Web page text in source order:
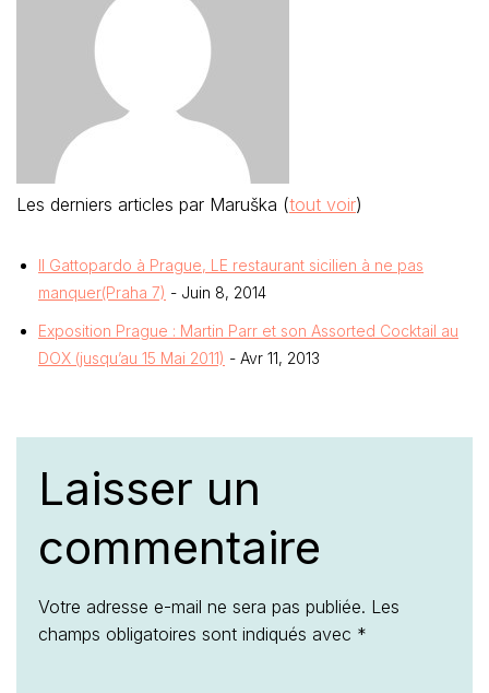
Les derniers articles par Maruška (tout voir)
Il Gattopardo à Prague, LE restaurant sicilien à ne pas
manquer(Praha 7) - Juin 8, 2014
Exposition Prague : Martin Parr et son Assorted Cocktail au
DOX (jusqu’au 15 Mai 2011) - Avr 11, 2013
Laisser un
commentaire
Votre adresse e-mail ne sera pas publiée. Les
champs obligatoires sont indiqués avec *